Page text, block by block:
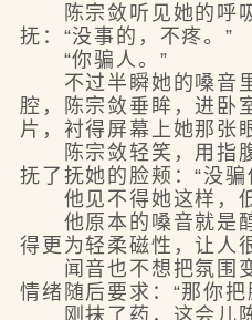
陈宗敛听见她的呼吸
抚：“没事的，不疼。”
“你骗人。”
不过半瞬她的嗓音里
腔，陈宗敛垂眸，进卧
片，衬得屏幕上她那张
陈宗敛轻笑，用指腹
抚了抚她的脸颊：“没
他见不得她这样，低
他原本的嗓音就是醇
得更为轻柔磁性，让人
闻音也不想把氛围变
情绪随后要求：“那你
刚抹了药，这会儿陈